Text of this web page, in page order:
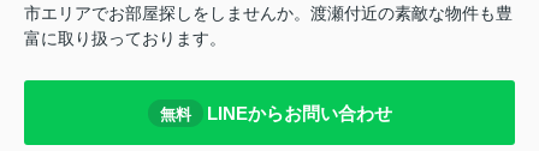
市エリアでお部屋探しをしませんか。渡瀬付近の素敵な物件も豊
富に取り扱っております。
無料 LINEからお問い合わせ